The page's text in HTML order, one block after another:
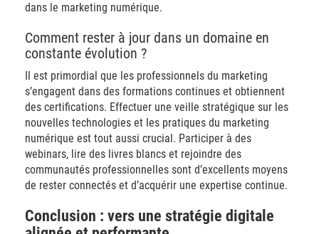
dans le marketing numérique.
Comment rester à jour dans un domaine en
constante évolution ?
Il est primordial que les professionnels du marketing
s’engagent dans des formations continues et obtiennent
des certifications. Effectuer une veille stratégique sur les
nouvelles technologies et les pratiques du marketing
numérique est tout aussi crucial. Participer à des
webinars, lire des livres blancs et rejoindre des
communautés professionnelles sont d’excellents moyens
de rester connectés et d’acquérir une expertise continue.
Conclusion : vers une stratégie digitale